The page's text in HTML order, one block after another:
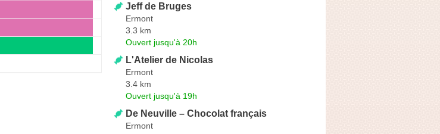
Jeff de Bruges
Ermont
3.3 km
Ouvert jusqu'à 20h
L'Atelier de Nicolas
Ermont
3.4 km
Ouvert jusqu'à 19h
De Neuville – Chocolat français
Ermont